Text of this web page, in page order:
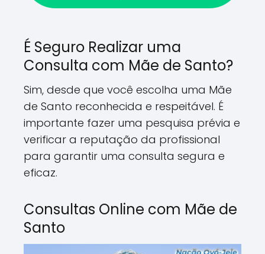
É Seguro Realizar uma
Consulta com Mãe de Santo?
Sim, desde que você escolha uma Mãe
de Santo reconhecida e respeitável. É
importante fazer uma pesquisa prévia e
verificar a reputação da profissional
para garantir uma consulta segura e
eficaz.
Consultas Online com Mãe de
Santo